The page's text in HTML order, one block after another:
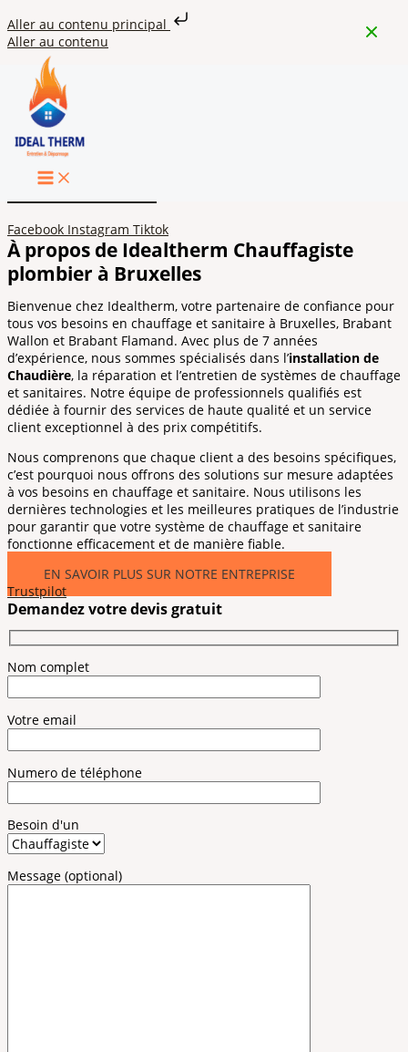
Aller au contenu principal
Aller au contenu
Idealtherm Chauffagiste & Plombier à Bruxelles
Installation, réparation, et entretien de systèmes de chauffage
et sanitaires.
Devis gratuit maintnenat
+32 476 06 51 77
Facebook Instagram Tiktok
À propos de Idealtherm Chauffagiste
plombier à Bruxelles
Bienvenue chez Idealtherm, votre partenaire de confiance pour
tous vos besoins en chauffage et sanitaire à Bruxelles, Brabant
Wallon et Brabant Flamand. Avec plus de 7 années
d’expérience, nous sommes spécialisés dans l’installation de
Chaudière, la réparation et l’entretien de systèmes de chauffage
et sanitaires. Notre équipe de professionnels qualifiés est
dédiée à fournir des services de haute qualité et un service
client exceptionnel à des prix compétitifs.
Nous comprenons que chaque client a des besoins spécifiques,
c’est pourquoi nous offrons des solutions sur mesure adaptées
à vos besoins en chauffage et sanitaire. Nous utilisons les
dernières technologies et les meilleures pratiques de l’industrie
pour garantir que votre système de chauffage et sanitaire
fonctionne efficacement et de manière fiable.
EN SAVOIR PLUS SUR NOTRE ENTREPRISE
Trustpilot
Demandez votre devis gratuit
Nom complet
Votre email
Numero de téléphone
Besoin d'un
Message (optional)